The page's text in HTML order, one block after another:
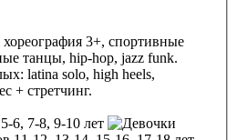
3+, спортивные
танцы, hip-hop, jazz funk.
latina solo, high heels,
+ стретчинг.
6, 7-8, 9-10 лет